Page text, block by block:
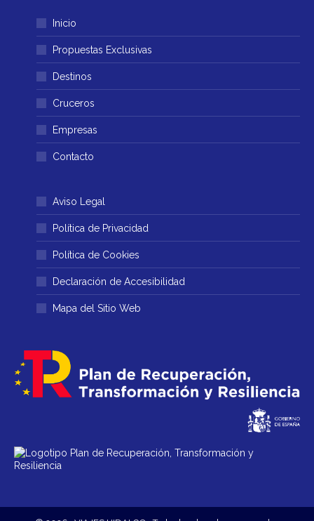
abre
una
ventana
se
abre
en
una
ventana
Inicio
Propuestas Exclusivas
Destinos
Cruceros
Empresas
Contacto
Aviso Legal
Política de Privacidad
Política de Cookies
Declaración de Accesibilidad
Mapa del Sitio Web